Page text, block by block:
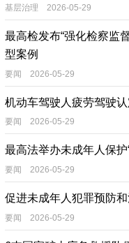
基层治理 2026-05-29
最高检发布“强化检察监
型案例
要闻 2026-05-29
机动车驾驶人疲劳驾驶
要闻 2026-05-29
最高法举办未成年人保护
要闻 2026-05-29
促进未成年人犯罪预防
要闻 2026-05-29